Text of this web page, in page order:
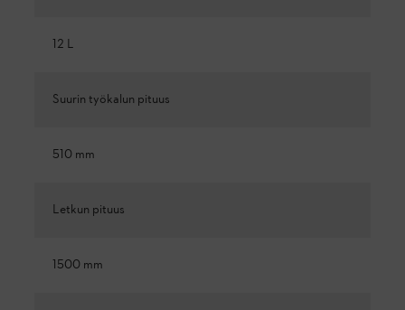
12 L
Suurin työkalun pituus
510 mm
Letkun pituus
1500 mm